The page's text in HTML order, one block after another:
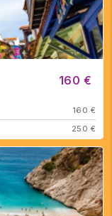
160 €
160 €
250 €